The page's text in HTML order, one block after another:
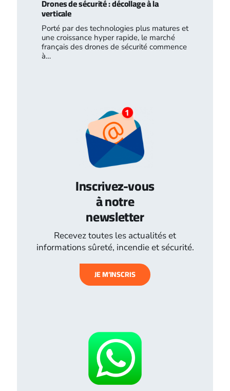
Drones de sécurité : décollage à la
verticale
Porté par des technologies plus matures et
une croissance hyper rapide, le marché
français des drones de sécurité commence
à…
Inscrivez-vous
à notre
newsletter
Recevez toutes les actualités et
informations sûreté, incendie et sécurité.
JE M’INSCRIS